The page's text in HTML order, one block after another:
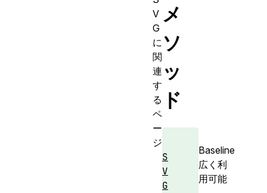
メ
ソ
ッ
ド
Baseline
広く利
用可能
V
G
に
関
連
す
る
ペ
ー
ジ
S
V
G